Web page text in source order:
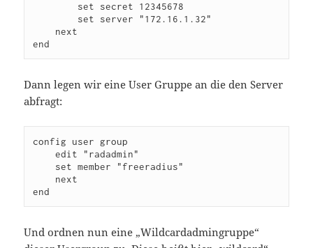
end
Dann legen wir eine User Gruppe an die den Server
abfragt:
config user group
    edit "radadmin"
end
Und ordnen nun eine „Wildcardadmingruppe“